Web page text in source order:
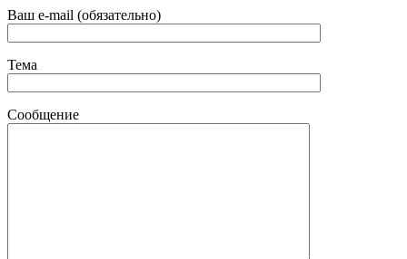
Ваш e-mail (обязательно)
Тема
Сообщение